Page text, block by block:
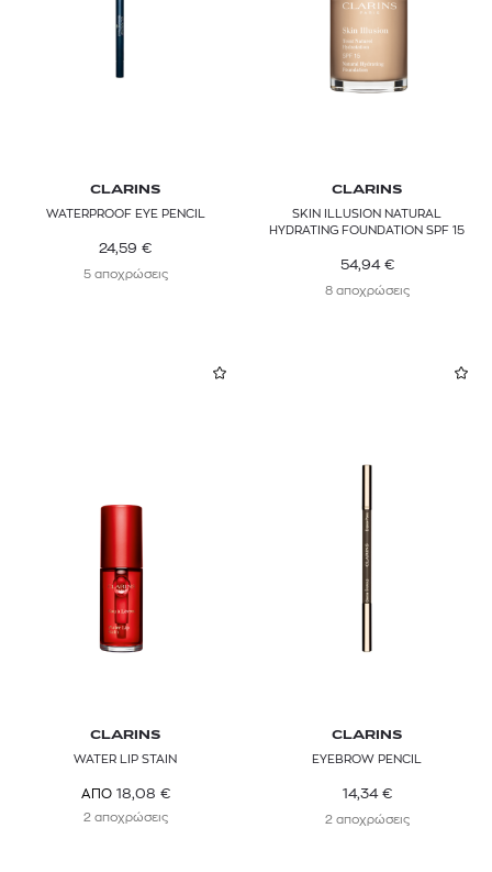
CLARINS
WATERPROOF EYE PENCIL
24,59 €
5 αποχρώσεις
CLARINS
SKIN ILLUSION NATURAL
HYDRATING FOUNDATION SPF 15
54,94 €
8 αποχρώσεις
CLARINS
WATER LIP STAIN
ΑΠΟ 18,08 €
2 αποχρώσεις
CLARINS
EYEBROW PENCIL
14,34 €
2 αποχρώσεις